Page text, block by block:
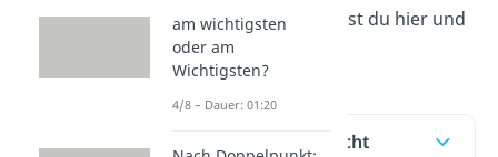
verwendest, erfährst du hier und
imVideo!
Inhaltsübersicht
am wichtigsten
oder am
Wichtigsten?
4/8 – Dauer: 01:20